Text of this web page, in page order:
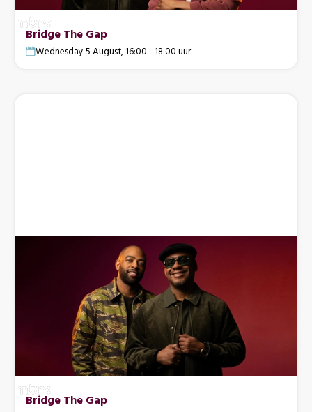
Bridge The Gap
Wednesday 5 August, 16:00 - 18:00 uur
Bridge The Gap